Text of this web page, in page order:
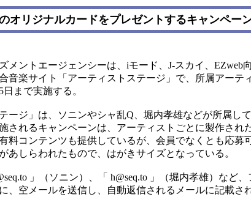
オリジナルカードをプレゼントするキャンペー
メントエージェンシーは、iモード、J-スカイ、EZweb
音楽サイト「アーティストステージ」で、所属アーテ
まで実施する。
ージ」は、ソニンやシャ乱Q、堀内孝雄などが所属し
されるキャンペーンは、アーティストごとに製作され
料コンテンツも提供しているが、会員でなくとも応募
あしらわれたもので、はがきサイズとなっている。
」（ソニン）、「 h@seq.to 」（堀内孝雄）など
、空メールを送信し、自動返信されるメールに記載さ